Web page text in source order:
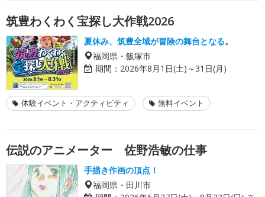
筑豊わくわく宝探し大作戦2026
夏休み、筑豊全域が冒険の舞台となる。
福岡県・飯塚市
期間： 2026年8月1日(土)～31日(月)
体験イベント・アクティビティ 無料イベント
伝説のアニメーター 佐野浩敏の仕事
手描き作画の頂点！
福岡県・田川市